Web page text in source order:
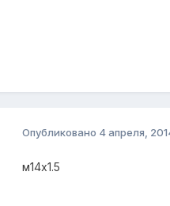
Опубликовано 4 апреля,
м14х1.5